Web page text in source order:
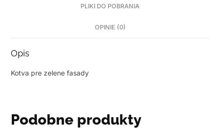
PLIKI DO POBRANIA
OPINIE (0)
Opis
Kotva pre zelene fasady
Podobne produkty